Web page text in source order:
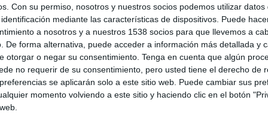
Con su permiso, nosotros y nuestros socios podemos utilizar datos
mediante las características de dispositivos. Puede
a nosotros y a nuestros 1538 socios para que llevemos a
De forma alternativa, puede acceder a información más detallada y
otorgar o negar su consentimiento. Tenga en cuenta que algún
no requerir de su consentimiento, pero usted tiene el derecho de
se aplicarán solo a este sitio web. Puede cambiar sus
momento volviendo a este sitio y haciendo clic en el botón
conjunto en análisis de datos e impacto
y poner en valor la aportación de esta actividad
el conjunto de España.
de congresos encaja dentro de su estrategia
estratégicas de la Consejería, al ser un claro
y desestacionalizado que persigue la política